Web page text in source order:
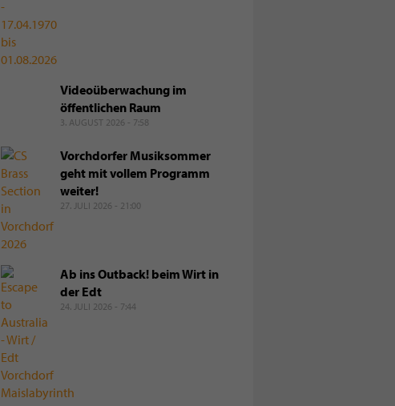
Videoüberwachung im
öffentlichen Raum
3. AUGUST 2026 - 7:58
Vorchdorfer Musiksommer
geht mit vollem Programm
weiter!
27. JULI 2026 - 21:00
Ab ins Outback! beim Wirt in
der Edt
24. JULI 2026 - 7:44